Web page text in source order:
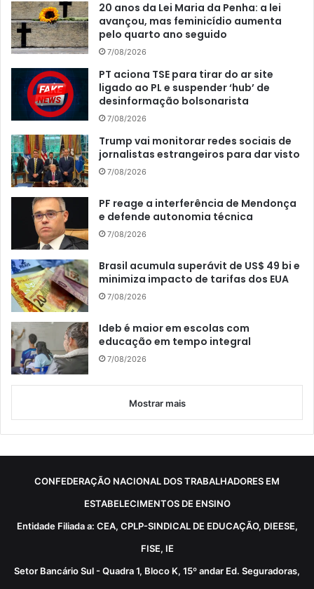
20 anos da Lei Maria da Penha: a lei
avançou, mas feminicídio aumenta
pelo quarto ano seguido
7/08/2026
PT aciona TSE para tirar do ar site
ligado ao PL e suspender ‘hub’ de
desinformação bolsonarista
7/08/2026
Trump vai monitorar redes sociais de
jornalistas estrangeiros para dar visto
7/08/2026
PF reage a interferência de Mendonça
e defende autonomia técnica
7/08/2026
Brasil acumula superávit de US$ 49 bi e
minimiza impacto de tarifas dos EUA
7/08/2026
Ideb é maior em escolas com
educação em tempo integral
7/08/2026
Mostrar mais
CONFEDERAÇÃO NACIONAL DOS TRABALHADORES EM
ESTABELECIMENTOS DE ENSINO
Entidade Filiada a: CEA, CPLP-SINDICAL DE EDUCAÇÃO, DIEESE,
FISE, IE
Setor Bancário Sul - Quadra 1, Bloco K, 15º andar Ed. Seguradoras,